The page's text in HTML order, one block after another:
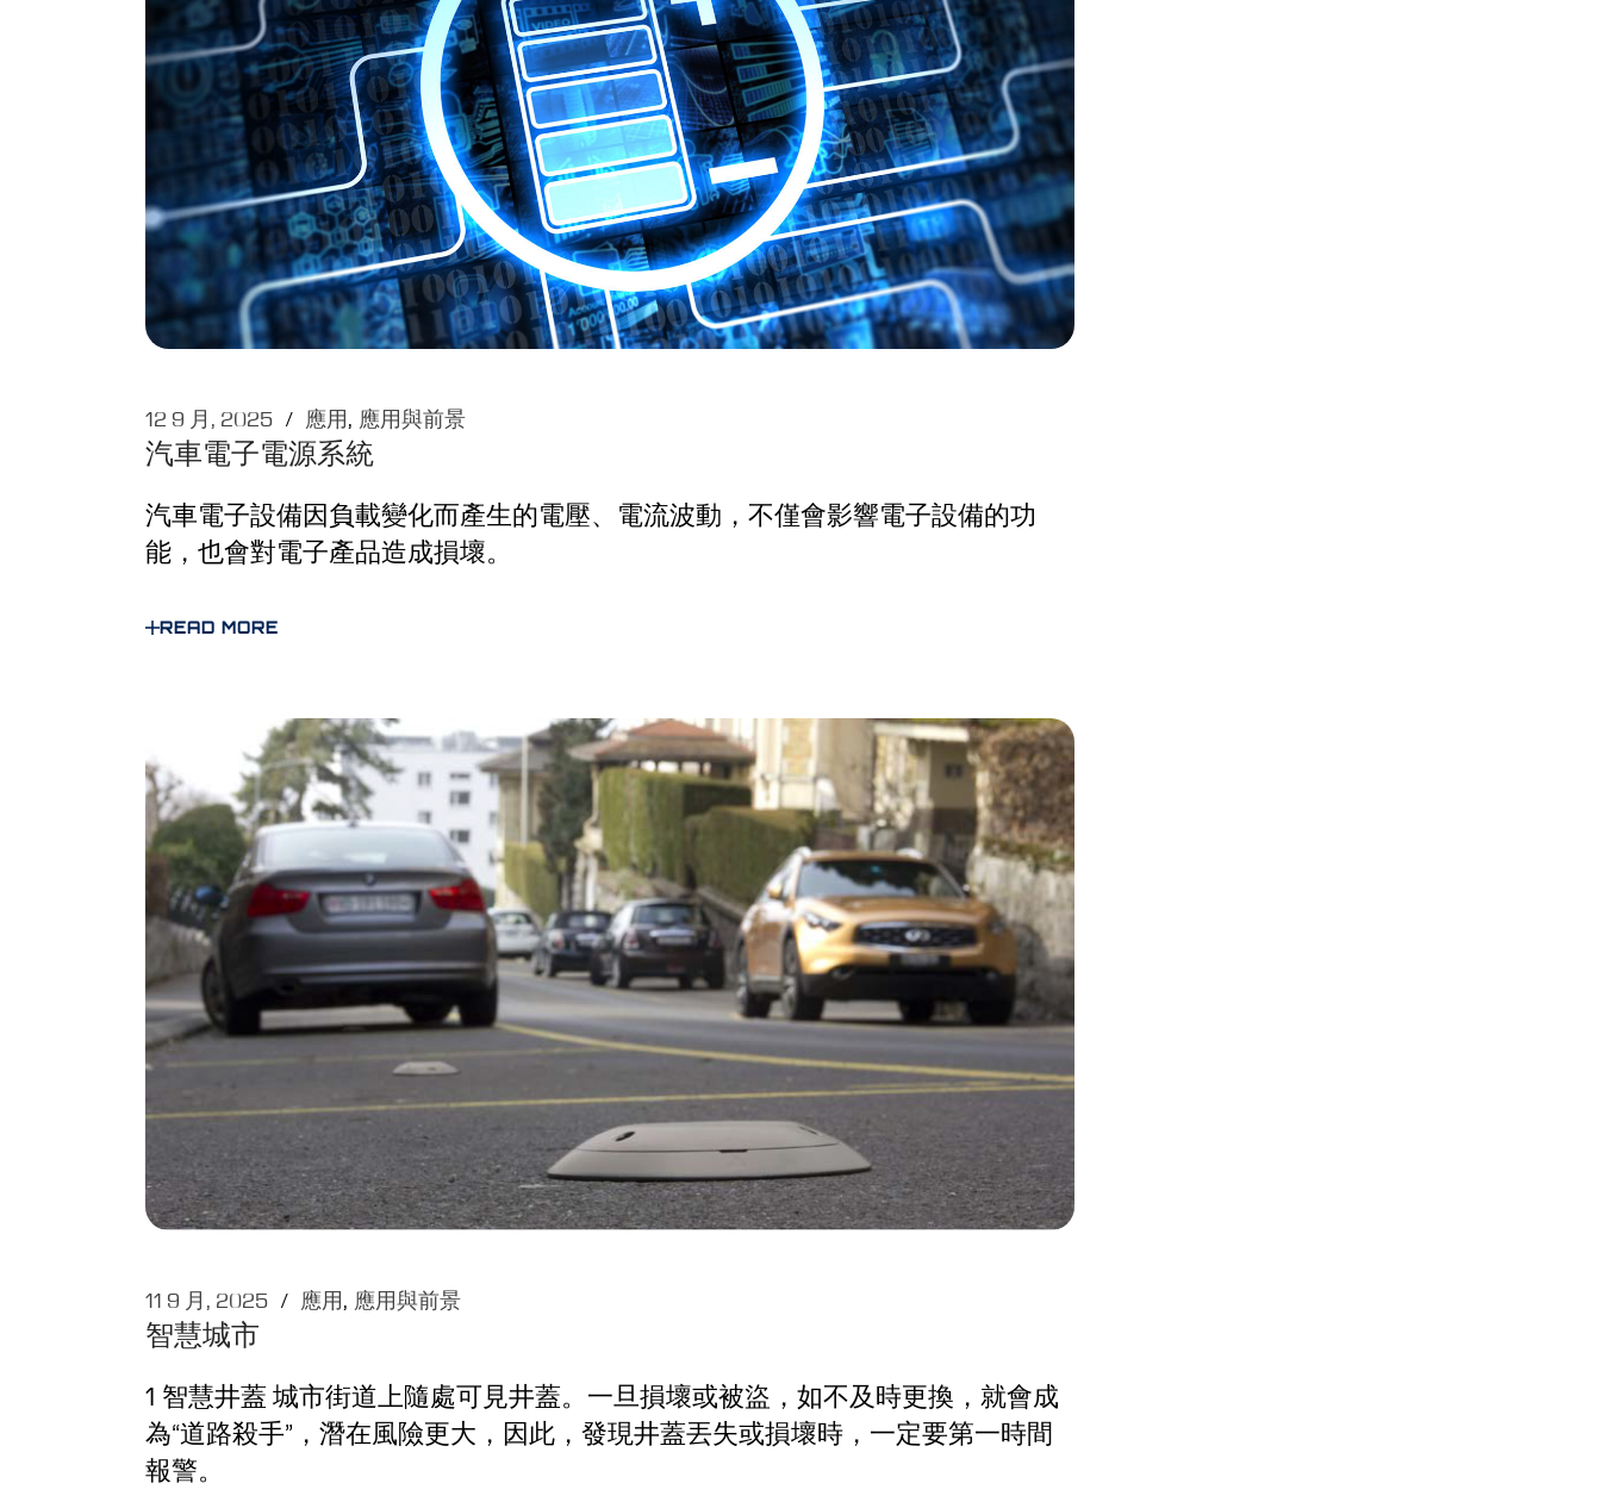
12 9 月, 2025 應用 應用與前景
汽車電子電源系統
汽車電子設備因負載變化而產生的電壓、電流波動，不僅會影響電子設備的功
能，也會對電子產品造成損壞。
READ MORE
11 9 月, 2025 應用 應用與前景
智慧城市
1 智慧井蓋 城市街道上隨處可見井蓋。一旦損壞或被盜，如不及時更換，就會成
為“道路殺手”，潛在風險更大，因此，發現井蓋丟失或損壞時，一定要第一時間
報警。